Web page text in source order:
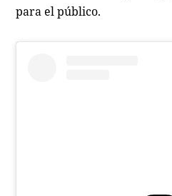
para el público.